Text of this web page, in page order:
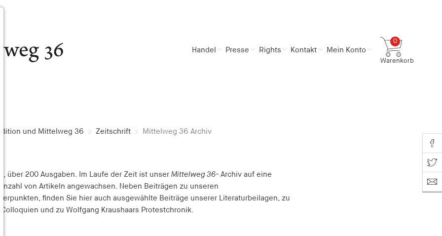
Handel Presse Rights Kontakt Mein Konto
0
Warenkorb
und Mittelweg 36 Zeitschrift Mittelweg 36 Archiv
über 200 Ausgaben. Im Laufe der Zeit ist unser Mittelweg 36- Archiv auf eine
von Artikeln angewachsen. Neben Beiträgen zu unseren
finden Sie hier auch ausgewählte Beiträge unserer Literaturbeilagen, zu
Colloquien und zu Wolfgang Kraushaars Protestchronik.
Share
Share on